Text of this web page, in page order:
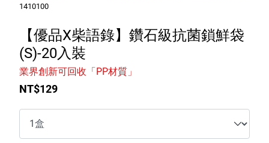
精油香氛專區
強效誘引捕黏板
優品x柴語錄
團購專區
關於優品
會員權益
1410100
【優品X柴語錄】鑽石級抗菌鎖鮮袋
(S)-20入裝
業界創新可回收「PP材質」
NT$129